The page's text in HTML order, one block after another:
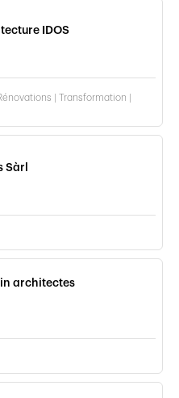
IDOS
| Transformation |
Sàrl
architectes